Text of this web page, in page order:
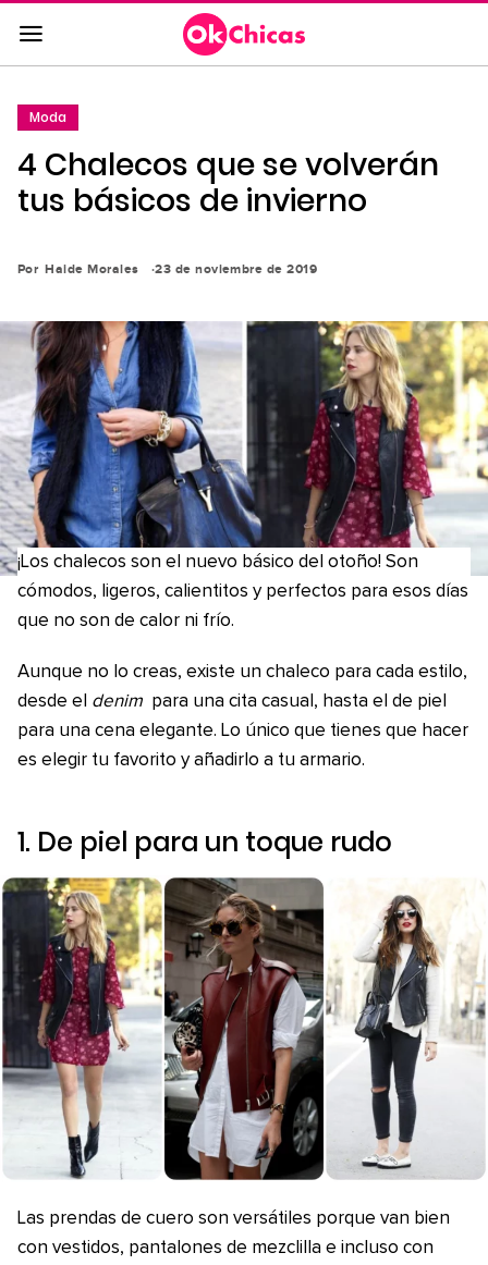
Saltar
al
contenido
a
la
navegación
Moda
4 Chalecos que se volverán
tus básicos de invierno
Por Haide Morales 23 de noviembre de 2019
¡Los chalecos son el nuevo básico del otoño! Son
cómodos, ligeros, calientitos y perfectos para esos días
que no son de calor ni frío.
Aunque no lo creas, existe un chaleco para cada estilo,
desde el denim para una cita casual, hasta el de piel
para una cena elegante. Lo único que tienes que hacer
es elegir tu favorito y añadirlo a tu armario.
1. De piel para un toque rudo
Las prendas de cuero son versátiles porque van bien
con vestidos, pantalones de mezclilla e incluso con